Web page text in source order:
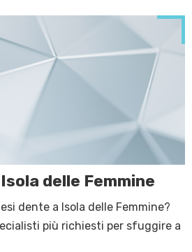
delle Femmine
dente a Isola delle Femmine?
più richiesti per sfuggire a